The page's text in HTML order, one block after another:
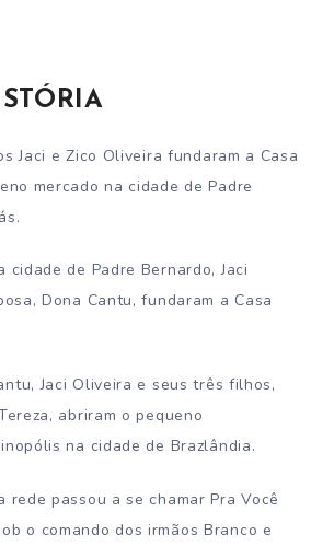
Jaci e Zico Oliveira fundaram a Casa
mercado na cidade de Padre
cidade de Padre Bernardo, Jaci
Dona Cantu, fundaram a Casa
Jaci Oliveira e seus três filhos,
abriram o pequeno
na cidade de Brazlândia.
rede passou a se chamar Pra Você
o comando dos irmãos Branco e